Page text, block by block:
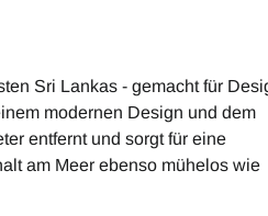
Sri Lankas - gemacht für
modernen Design und dem
entfernt und sorgt für eine
am Meer ebenso mühelos wie